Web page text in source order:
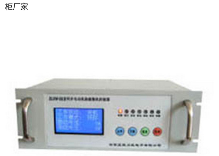
柜厂家